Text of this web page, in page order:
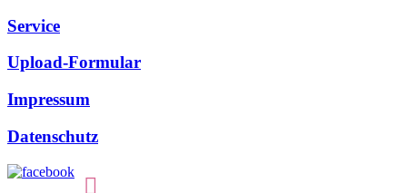
Service
Upload-Formular
Impressum
Datenschutz